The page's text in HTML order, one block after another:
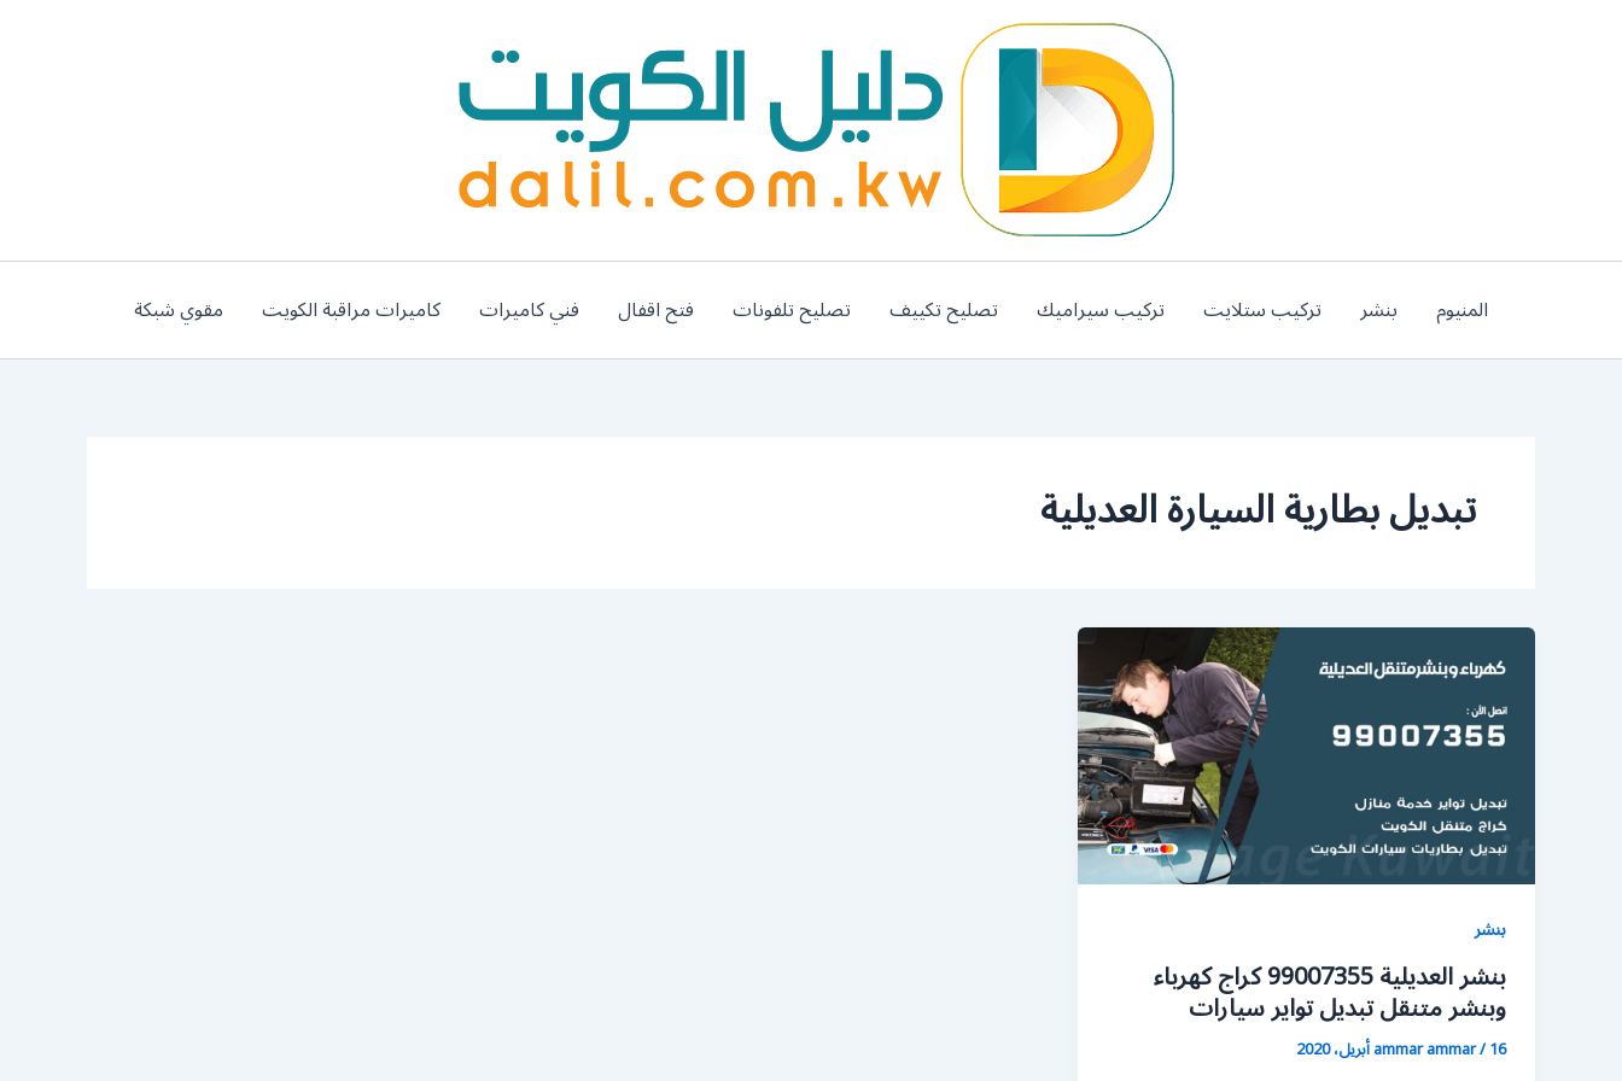
المنيوم بنشر تركيب ستلايت تركيب سيراميك تصليح تكييف تصليح تلفونات فتح اقفال فني كاميرات كاميرات مراقبة الكويت مقوي شبكة
تبديل بطارية السيارة العديلية
بنشر
بنشر العديلية 99007355 كراج كهرباء
وبنشر متنقل تبديل تواير سيارات
ammar ammar/16 أبريل، 2020